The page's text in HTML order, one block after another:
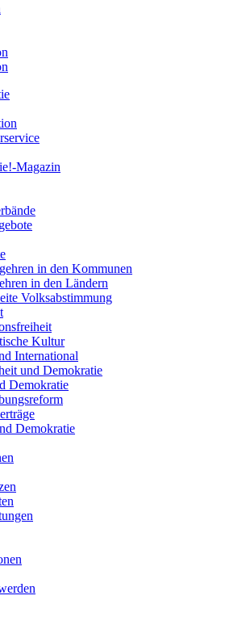
Magazin
in den Kommunen
in den Ländern
Volksabstimmung
Kultur
International
und Demokratie
Demokratie
Demokratie